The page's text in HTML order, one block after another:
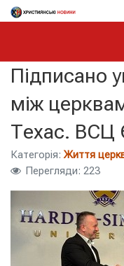
Підписано
між
Техас. ВСЦ
Категорія: Життя
Перегляди: 223